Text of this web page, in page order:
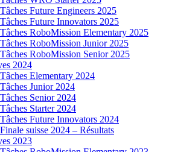
Tâches Future Engineers 2025
Tâches Future Innovators 2025
Tâches RoboMission Elementary 2025
Tâches RoboMission Junior 2025
Tâches RoboMission Senior 2025
2024
Tâches Elementary 2024
Tâches Junior 2024
Tâches Senior 2024
Tâches Starter 2024
Tâches Future Innovators 2024
Finale suisse 2024 – Résultats
2023